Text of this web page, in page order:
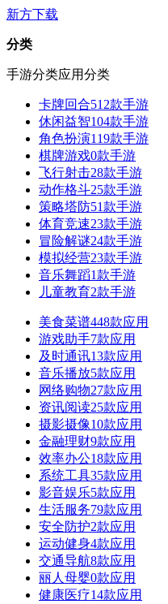
新方下载
分类
手游分类应用分类
卡牌回合512款手游
休闲益智104款手游
角色扮演119款手游
棋牌游戏0款手游
飞行射击28款手游
动作格斗25款手游
策略塔防51款手游
体育竞速23款手游
冒险解谜24款手游
模拟经营23款手游
音乐舞蹈1款手游
儿童教育2款手游
美食菜谱448款应用
游戏助手7款应用
及时通讯13款应用
音乐播放5款应用
网络购物27款应用
资讯阅读25款应用
摄影摄像10款应用
金融理财9款应用
效率办公18款应用
系统工具35款应用
影音娱乐5款应用
生活服务79款应用
安全防护2款应用
运动健身4款应用
交通导航8款应用
丽人母婴0款应用
健康医疗14款应用